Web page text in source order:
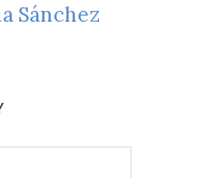
Sánchez